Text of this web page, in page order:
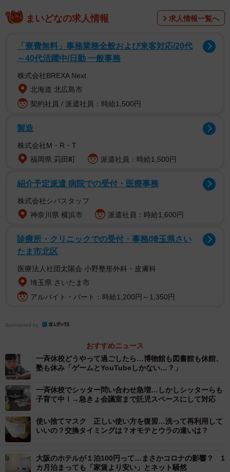
があるため小学校の特別支援学級に通っているそうです。1
人で留守番ができないため、仕事を休んで家で子どもを診
なければいけない。でも、パート社員で有休がないため、3
月の収入は絶望的ということです。
ニュースによると、今回の要請の対象に、幼稚園や保育
園、学童保育は含まれていないということ。学童保育はも
ともと定員があり、フルタイムで働いている家庭の子ども
たちでいっぱいです。また、障害児の受け入れは制限され
ているため預けられる望みはないに等しいでしょう。毎月
ギリギリの生活を送っているというご相談者は、貯金もほ
題なのです。
このほかにも、私のもとには他にも多くのママたちからの
声が届きます。
「学童保育に預けられるけど、毎日お弁当をつくらなけれ
ばならず、食費が大きな負担となっている我が家には相当
な痛手」
つもの何倍も負担がかかる」
まいどなの求人情報 求人情報一覧へ
「寮費無料」事務業務全般および来客対応/20代
～40代活躍中/日勤 一般事務
株式会社BREXA Next
北海道 北広島市
契約社員 / 派遣社員：時給1,500円
製造
株式会社M・R・T
福岡県 苅田町
派遣社員：時給1,500円
紹介予定派遣 病院での受付・医療事務
株式会社シバスタッフ
神奈川県 横浜市
派遣社員：時給1,600円
診療所・クリニックでの受付・事務/埼玉県さい
たま市北区
医療法人社団太陽会 小野整形外科・皮膚科
埼玉県 さいたま市
アルバイト・パート：時給1,200円～1,350円
Sponsored by
おすすめニュース
一斉休校どうやって過ごしたら…博物館も図書館も休館、
塾も休み「ゲームとYouTubeしかない…？」
一斉休校でシッター問い合わせ急増…しかしシッターらも
子育て中！→急きょ会議室まで託児スペースにして対応
使い捨てマスク 正しい使い方を復習…洗って再利用して
いいの？交換タイミングは？オモテとウラの違いは？
大阪のホテルが１泊100円って…まさかコロナの影響？ 1
カ月泊まっても「家賃より安い」とネット騒然